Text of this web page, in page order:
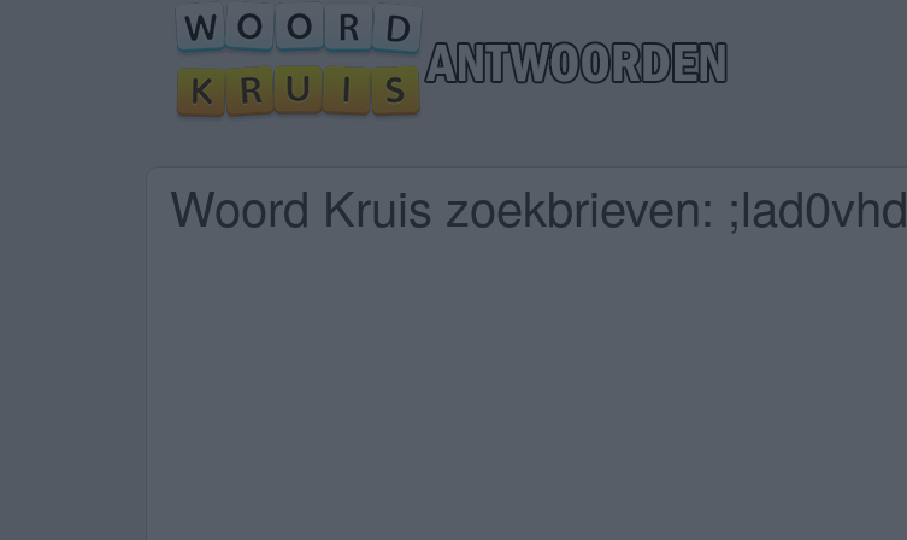
Woord Kruis zoekbrieven: ;lad0vhd